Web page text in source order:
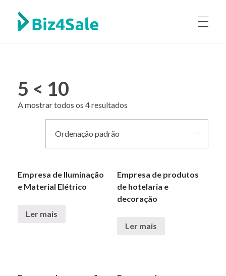
ENCONTRAR NEGÓCIO
COMPRAR NEGÓCIO
SOBRE
5 < 10
A mostrar todos os 4 resultados
Empresa de Iluminação
e Material Elétrico
Ler mais
Empresa de produtos
de hotelaria e
decoração
Ler mais